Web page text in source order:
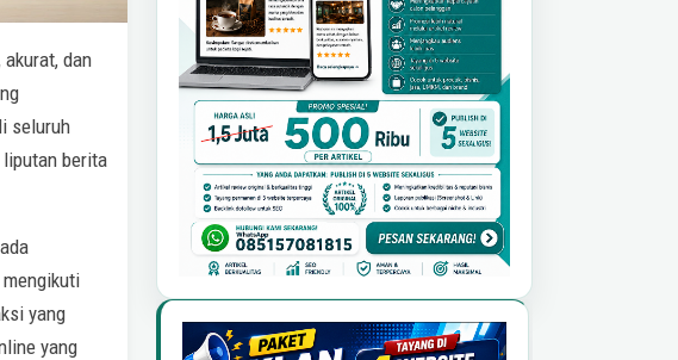
dan
seluruh
berita
yang
yang